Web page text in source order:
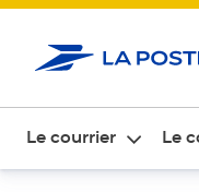
Le courrier Le